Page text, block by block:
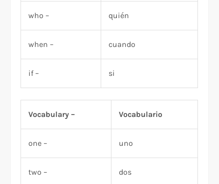
who – quién
when – cuando
if – si
Vocabulary – Vocabulario
one – uno
two – dos